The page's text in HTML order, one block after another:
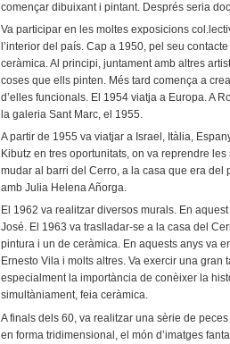
començar dibuixant i pintant. Després seria
Va participar en les moltes exposicions
l’interior del país. Cap a 1950, pel seu
ceràmica. Al principi, juntament amb altres
coses que ells pinten. Més tard comença a
d’elles funcionals. El 1954 viatja a Europa. A
la galeria Sant Marc, el 1955.
A partir de 1955 va viatjar a Israel, Itàlia,
Kibutz en tres oportunitats, on va reprendre
mudar al barri del Cerro, a la casa que era del
amb Julia Helena Añorga.
El 1962 va realitzar diversos murals. En
José. El 1963 va traslladar-se a la casa del
pintura i un de ceràmica. En aquests anys va
Ernesto Vila i molts altres. Va exercir una gran
especialment la importància de conèixer la
simultàniament, feia ceràmica.
A finals dels 60, va realitzar una sèrie de
en forma tridimensional, el món d’imatges